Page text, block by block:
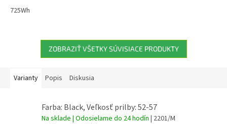
725Wh
ZOBRAZIŤ VŠETKY SÚVISIACE PRODUKTY
Varianty Popis Diskusia
Farba: Black, Veľkosť prilby: 52-57
Na sklade | Odosielame do 24 hodín | 2201/M